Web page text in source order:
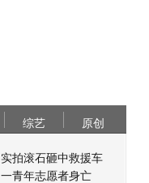
综艺 原创
实拍滚石砸中救援车
一青年志愿者身亡